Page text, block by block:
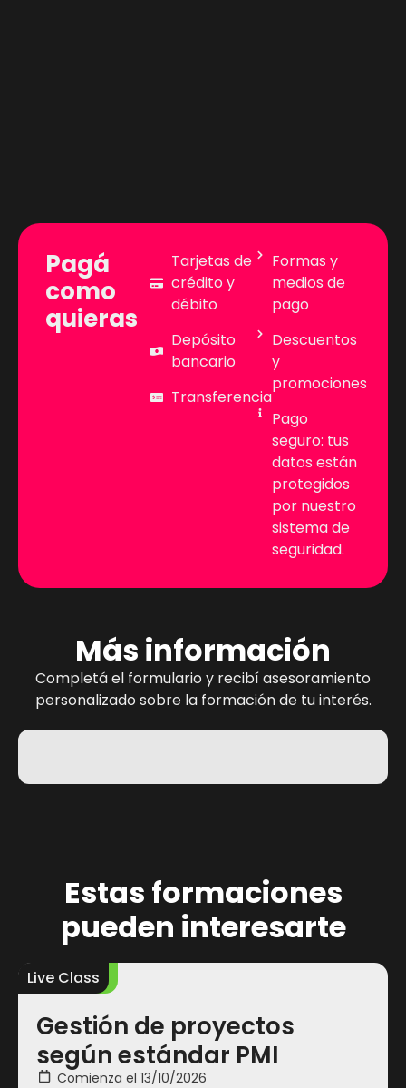
Pagá
como
quieras
Tarjetas de
crédito y
débito
Depósito
bancario
Transferencia
Formas y
medios de
pago
Descuentos
y
promociones
Pago
seguro: tus
datos están
protegidos
por nuestro
sistema de
seguridad.
Más información
Completá el formulario y recibí asesoramiento
personalizado sobre la formación de tu interés.
Estas formaciones
pueden interesarte
Live Class
Gestión de proyectos
según estándar PMI
Comienza el 13/10/2026